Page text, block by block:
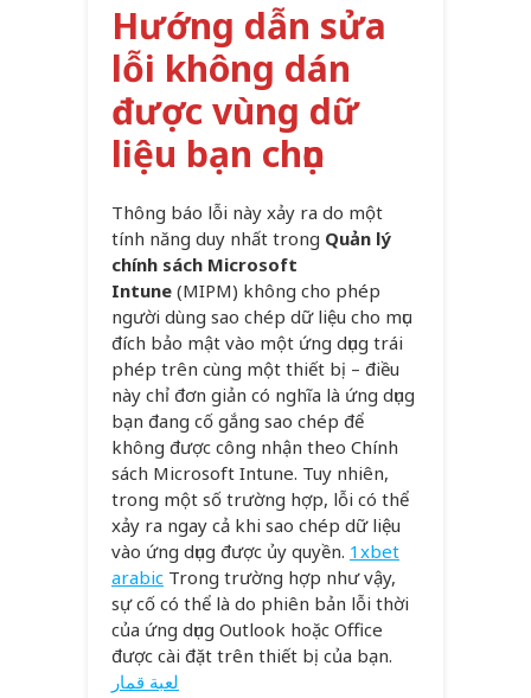
Hướng dẫn sửa
lỗi không dán
được vùng dữ
liệu bạn chọn
Thông báo lỗi này xảy ra do một
tính năng duy nhất trong Quản lý
chính sách Microsoft
Intune (MIPM) không cho phép
người dùng sao chép dữ liệu cho mục
đích bảo mật vào một ứng dụng trái
phép trên cùng một thiết bị – điều
này chỉ đơn giản có nghĩa là ứng dụng
bạn đang cố gắng sao chép để
không được công nhận theo Chính
sách Microsoft Intune. Tuy nhiên,
trong một số trường hợp, lỗi có thể
xảy ra ngay cả khi sao chép dữ liệu
vào ứng dụng được ủy quyền. 1xbet
arabic Trong trường hợp như vậy,
sự cố có thể là do phiên bản lỗi thời
của ứng dụng Outlook hoặc Office
được cài đặt trên thiết bị của bạn.
لعبة قمار